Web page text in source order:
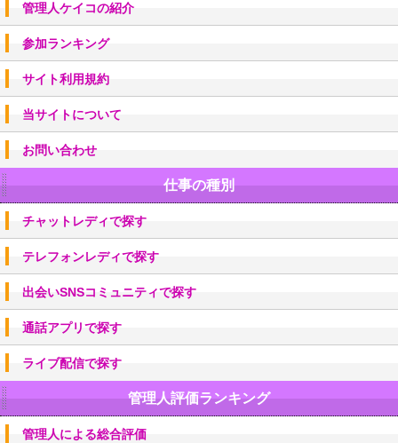
管理人ケイコの紹介
参加ランキング
サイト利用規約
当サイトについて
お問い合わせ
仕事の種別
チャットレディで探す
テレフォンレディで探す
出会いSNSコミュニティで探す
通話アプリで探す
ライブ配信で探す
管理人評価ランキング
管理人による総合評価